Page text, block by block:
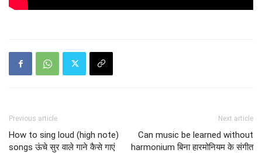
Previous article
How to sing loud (high note)
songs ऊंचे सुर वाले गाने कैसे गाएं
Next article
Can music be learned without
harmonium बिना हारमोनियम के संगीत